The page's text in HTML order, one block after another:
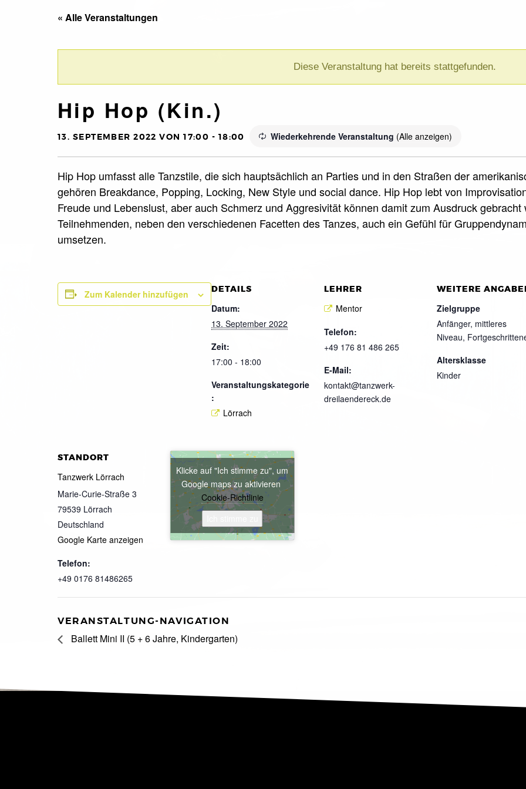
« Alle Veranstaltungen
Diese Veranstaltung hat bereits stattgefunden.
Hip Hop (Kin.)
13. SEPTEMBER 2022 VON 17:00 - 18:00 Wiederkehrende Veranstaltung (Alle anzeigen)
Hip Hop umfasst alle Tanzstile, die sich hauptsächlich an Parties und in den Straßen der
gehören Breakdance, Popping, Locking, New Style und social dance. Hip Hop lebt von
Freude und Lebenslust, aber auch Schmerz und Aggresivität können damit zum Ausdruck
Teilnehmenden, neben den verschiedenen Facetten des Tanzes, auch ein Gefühl für
umsetzen.
Zum Kalender hinzufügen DETAILS
Datum:
13. September 2022
Zeit:
17:00 - 18:00
Veranstaltungskategorie
:
Lörrach
LEHRER
Mentor
Telefon:
+49 176 81 486 265
E-Mail:
kontakt@tanzwerk-
dreilaendereck.de
WEITERE
Zielgruppe
Anfänger, mittleres
Niveau,
Altersklasse
Kinder
STANDORT
Tanzwerk Lörrach
Marie-Curie-Straße 3
79539 Lörrach
Deutschland
Google Karte anzeigen
Telefon:
+49 0176 81486265
Klicke auf "Ich stimme zu", um
Google maps zu aktivieren
Cookie-Richtlinie
VERANSTALTUNG-NAVIGATION
Ballett Mini II (5 + 6 Jahre, Kindergarten)